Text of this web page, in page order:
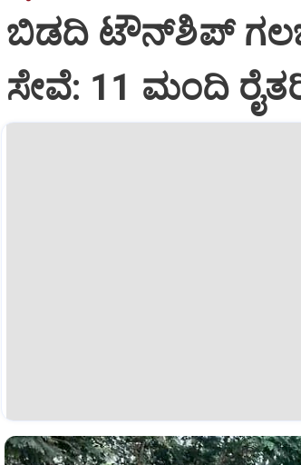
ಬಿಡದಿ ಟೌನ್‌ಶಿಪ್‌
ಸೇವೆ: 11 ಮಂದಿ